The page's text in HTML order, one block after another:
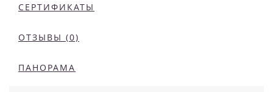
СЕРТИФИКАТЫ
ОТЗЫВЫ (0)
ПАНОРАМА